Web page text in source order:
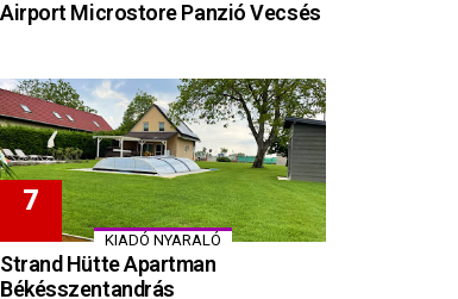
Airport Microstore Panzió Vecsés
KIADÓ NYARALÓ
Strand Hütte Apartman
Békésszentandrás